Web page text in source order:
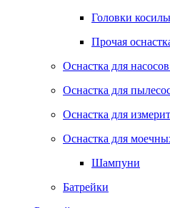
Головки
Прочая
Оснастка для
Оснастка для
Оснастка для
Оснастка для
Шампуни
Батрейки